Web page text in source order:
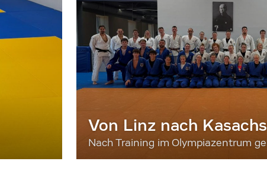
Von Linz nach
Nach Training im Olympiazentrum